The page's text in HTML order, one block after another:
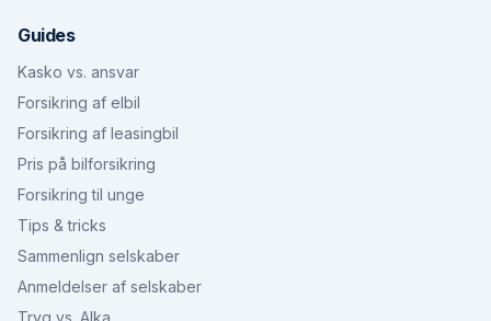
Guides
Kasko vs. ansvar
Forsikring af elbil
Forsikring af leasingbil
Pris på bilforsikring
Forsikring til unge
Tips & tricks
Sammenlign selskaber
Anmeldelser af selskaber
Tryg vs. Alka